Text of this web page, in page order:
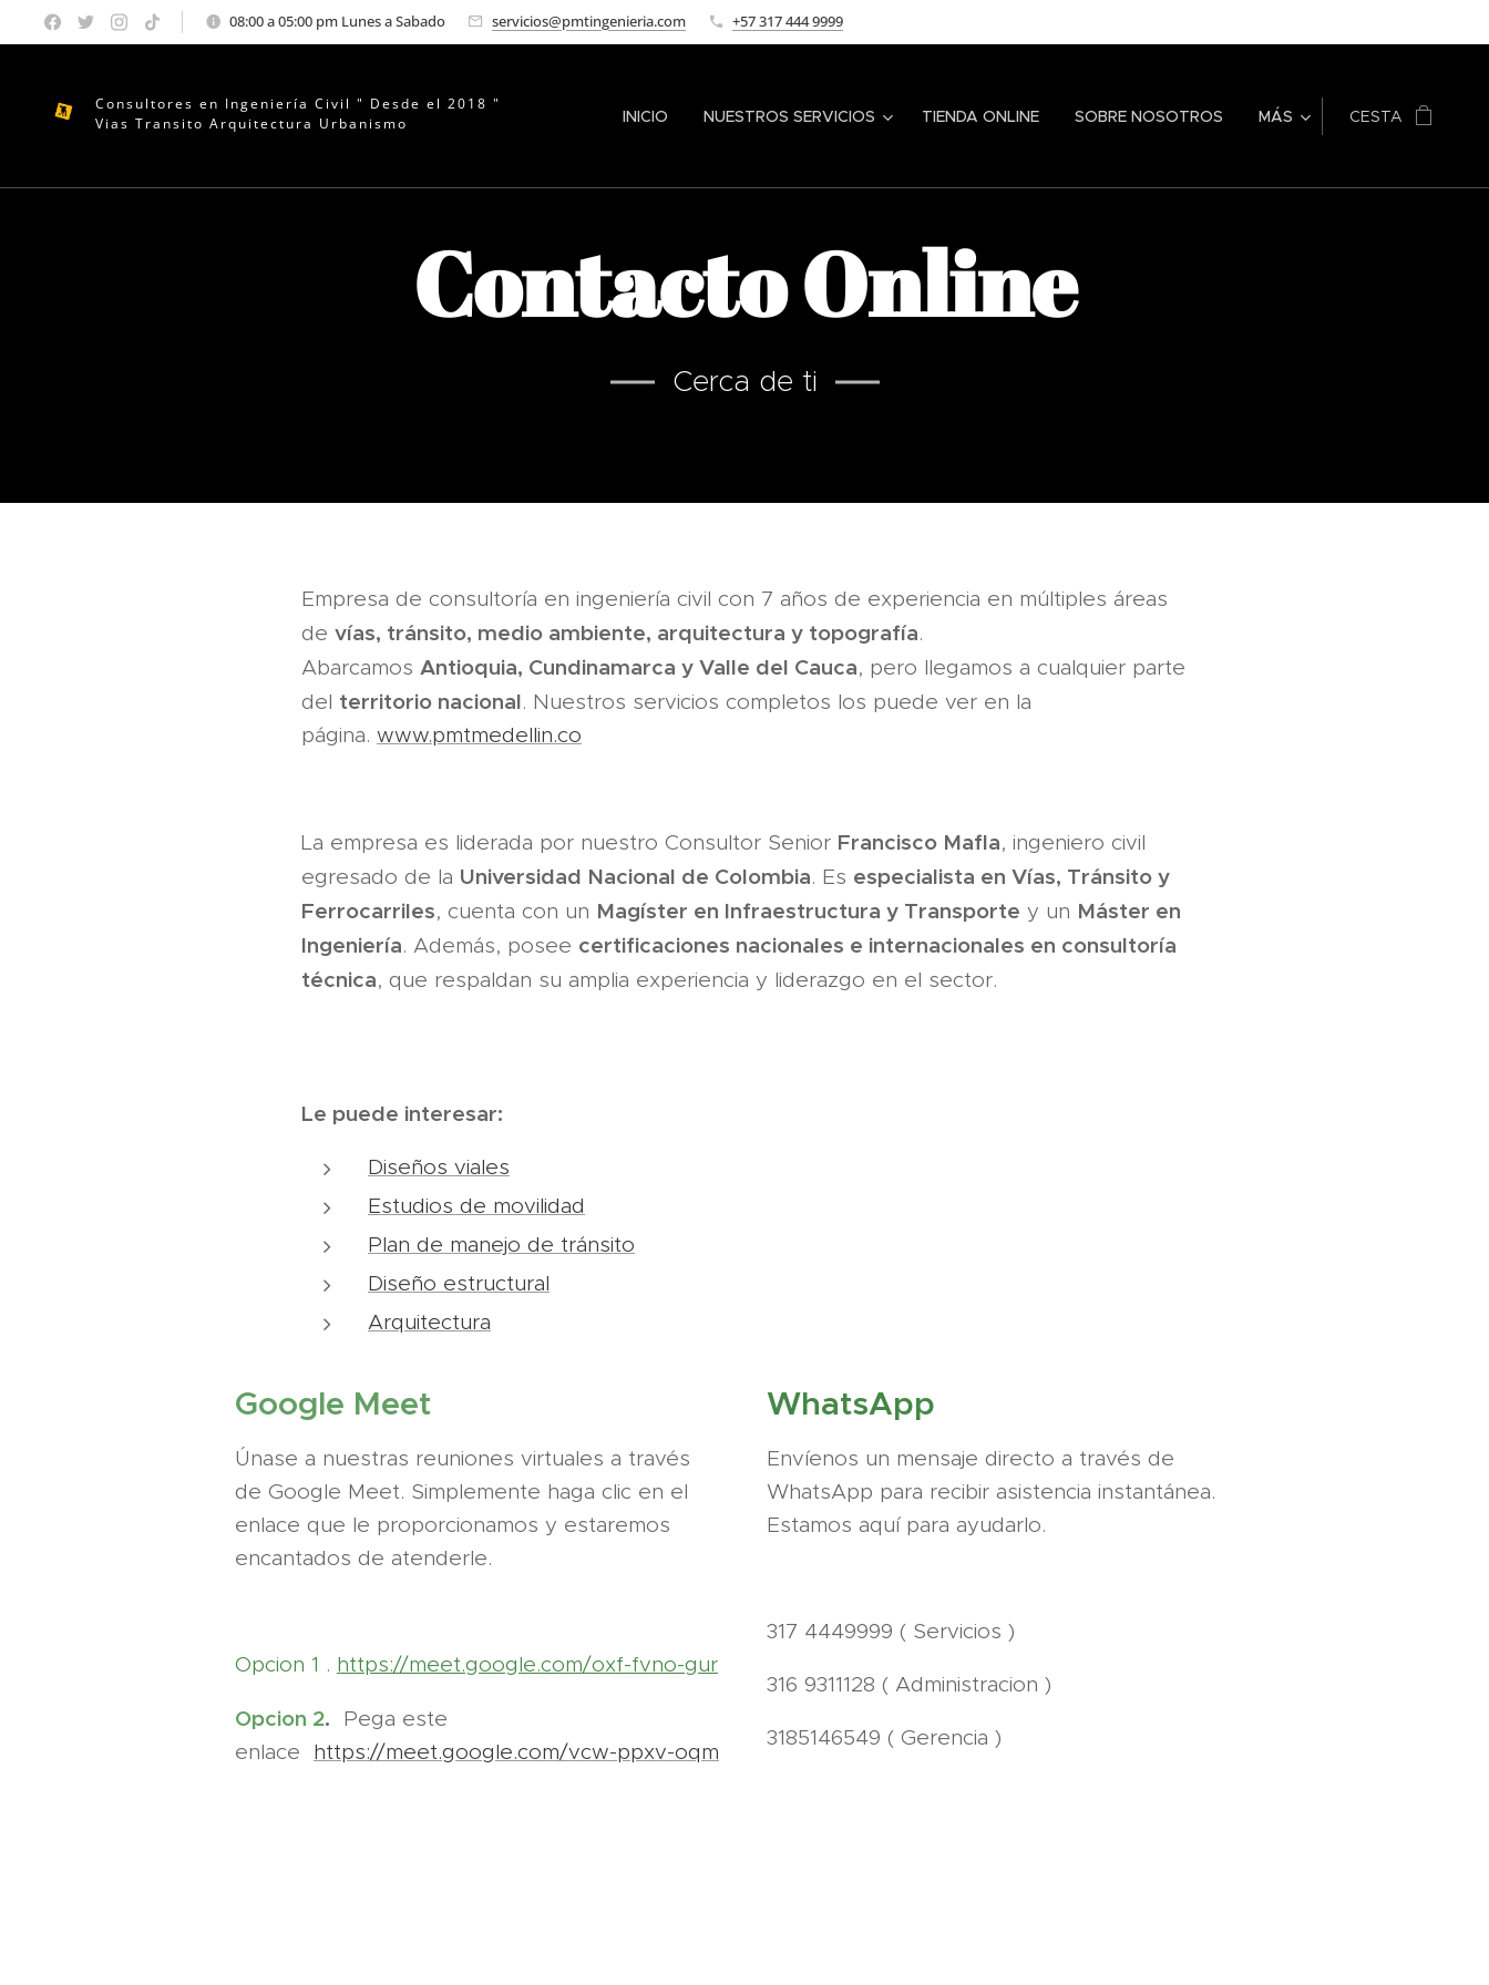
08:00 a 05:00 pm Lunes a Sabado servicios@pmtingenieria.com +57 317 444 9999
Consultores en Ingeniería Civil " Desde el 2018 "
Vias Transito Arquitectura Urbanismo
INICIO NUESTROS SERVICIOS TIENDA ONLINE SOBRE NOSOTROS MÁS CESTA
Contacto Online
Cerca de ti
Empresa de consultoría en ingeniería civil con 7 años de experiencia en múltiples áreas
de vías, tránsito, medio ambiente, arquitectura y topografía.
Abarcamos Antioquia, Cundinamarca y Valle del Cauca, pero llegamos a cualquier parte
del territorio nacional. Nuestros servicios completos los puede ver en la
página. www.pmtmedellin.co
La empresa es liderada por nuestro Consultor Senior Francisco Mafla, ingeniero civil
egresado de la Universidad Nacional de Colombia. Es especialista en Vías, Tránsito y
Ferrocarriles, cuenta con un Magíster en Infraestructura y Transporte y un Máster en
Ingeniería. Además, posee certificaciones nacionales e internacionales en consultoría
técnica, que respaldan su amplia experiencia y liderazgo en el sector.
Le puede interesar:
Diseños viales
Estudios de movilidad
Plan de manejo de tránsito
Diseño estructural
Arquitectura
Google Meet
Únase a nuestras reuniones virtuales a través
de Google Meet. Simplemente haga clic en el
enlace que le proporcionamos y estaremos
encantados de atenderle.
Opcion 1 . https://meet.google.com/oxf-fvno-gur
Opcion 2. Pega este
enlace https://meet.google.com/vcw-ppxv-oqm
WhatsApp
Envíenos un mensaje directo a través de
WhatsApp para recibir asistencia instantánea.
Estamos aquí para ayudarlo.
317 4449999 ( Servicios )
316 9311128 ( Administracion )
3185146549 ( Gerencia )